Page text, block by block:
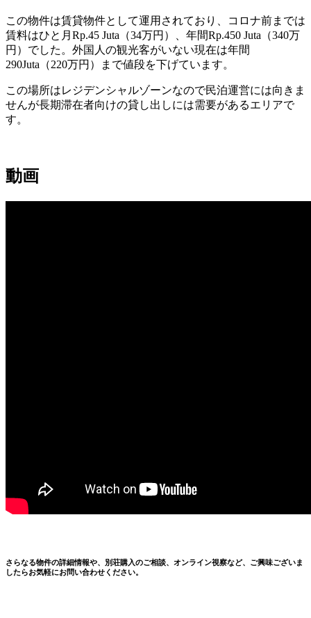
この物件は賃貸物件として運用されており、コロナ前までは
賃料はひと月Rp.45 Juta（34万円）、年間Rp.450 Juta（340万
円）でした。外国人の観光客がいない現在は年間
290Juta（220万円）まで値段を下げています。
この場所はレジデンシャルゾーンなので民泊運営には向きま
せんが長期滞在者向けの貸し出しには需要があるエリアで
す。
動画
さらなる物件の詳細情報や、別荘購入のご相談、オンライン視察など、ご興味ございま
したらお気軽にお問い合わせください。